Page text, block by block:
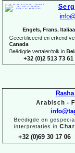
Engels, Frans,
Gecertificeerd en erkend
Canada
Beëdigde vertaler/tolk in
+32 (0)2 513 73
Arabisch -
Beëdigde en
interpretaties in
+32 (0)69 30 17 06